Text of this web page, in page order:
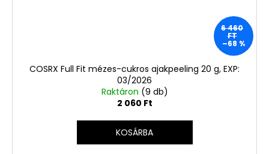
6 460
FT
–68 %
COSRX Full Fit mézes-cukros ajakpeeling 20 g, EXP:
03/2026
Raktáron (9 db)
2 060 Ft
KOSÁRBA